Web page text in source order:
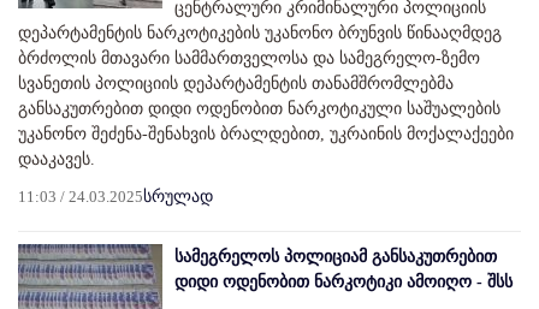
ცენტრალური კრიმინალური პოლიციის
დეპარტამენტის ნარკოტიკების უკანონო ბრუნვის წინააღმდეგ
ბრძოლის მთავარი სამმართველოსა და სამეგრელო-ზემო
სვანეთის პოლიციის დეპარტამენტის თანამშრომლებმა
განსაკუთრებით დიდი ოდენობით ნარკოტიკული საშუალების
უკანონო შეძენა-შენახვის ბრალდებით, უკრაინის მოქალაქეები
დააკავეს.
11:03 / 24.03.2025სრულად
სამეგრელოს პოლიციამ განსაკუთრებით
დიდი ოდენობით ნარკოტიკი ამოიღო - შსს